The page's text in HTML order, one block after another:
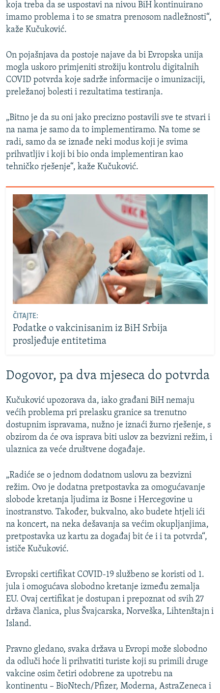
koja treba da se uspostavi na nivou BiH kontinuirano
imamo problema i to se smatra prenosom nadležnosti“,
kaže Kučuković.
On pojašnjava da postoje najave da bi Evropska unija
mogla uskoro primjeniti strožiju kontrolu digitalnih
COVID potvrda koje sadrže informacije o imunizaciji,
preležanoj bolesti i rezultatima testiranja.
„Bitno je da su oni jako precizno postavili sve te stvari i
na nama je samo da to implementiramo. Na tome se
radi, samo da se iznađe neki modus koji je svima
prihvatljiv i koji bi bio onda implementiran kao
tehničko rješenje“, kaže Kučuković.
ČITAJTE:
Podatke o vakcinisanim iz BiH Srbija
prosljeđuje entitetima
Dogovor, pa dva mjeseca do potvrda
Kučuković upozorava da, iako građani BiH nemaju
većih problema pri prelasku granice sa trenutno
dostupnim ispravama, nužno je iznaći žurno rješenje, s
obzirom da će ova isprava biti uslov za bezvizni režim, i
ulaznica za veće društvene događaje.
„Radiće se o jednom dodatnom uslovu za bezvizni
režim. Ovo je dodatna pretpostavka za omogućavanje
slobode kretanja ljudima iz Bosne i Hercegovine u
inostranstvo. Također, bukvalno, ako budete htjeli ići
na koncert, na neka dešavanja sa većim okupljanjima,
pretpostavka uz kartu za događaj bit će i i ta potvrda“,
ističe Kučuković.
Evropski certifikat COVID-19 službeno se koristi od 1.
jula i omogućava slobodno kretanje između zemalja
EU. Ovaj certifikat je dostupan i prepoznat od svih 27
država članica, plus Švajcarska, Norveška, Lihtenštajn i
Island.
Pravno gledano, svaka država u Evropi može slobodno
da odluči hoće li prihvatiti turiste koji su primili druge
vakcine osim četiri odobrene za upotrebu na
kontinentu – BioNtech/Pfizer, Moderna, AstraZeneca i